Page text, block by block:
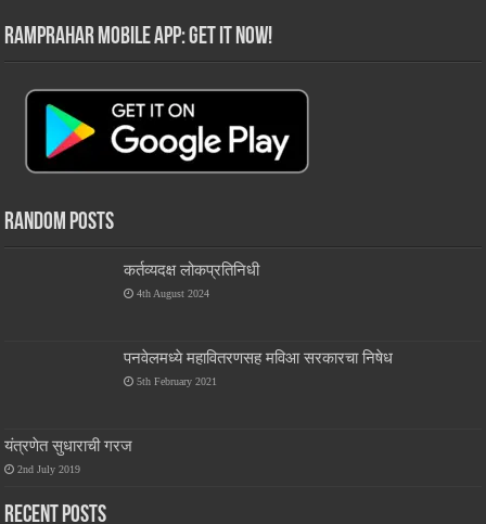
RamPrahar Mobile App: Get it Now!
Random Posts
कर्तव्यदक्ष लोकप्रतिनिधी
4th August 2024
पनवेलमध्ये महावितरणसह मविआ सरकारचा निषेध
5th February 2021
यंत्रणेत सुधाराची गरज
2nd July 2019
Recent Posts